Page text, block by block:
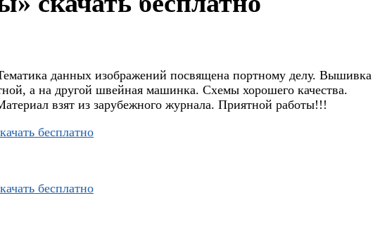
данных изображений посвящена портному делу. Вышивка
а на другой швейная машинка. Схемы хорошего качества.
взят из зарубежного журнала. Приятной работы!!!